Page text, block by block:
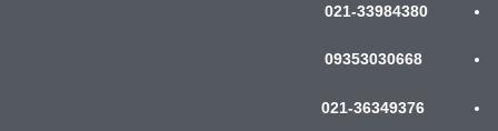
021-33984380
09353030668
021-36349376